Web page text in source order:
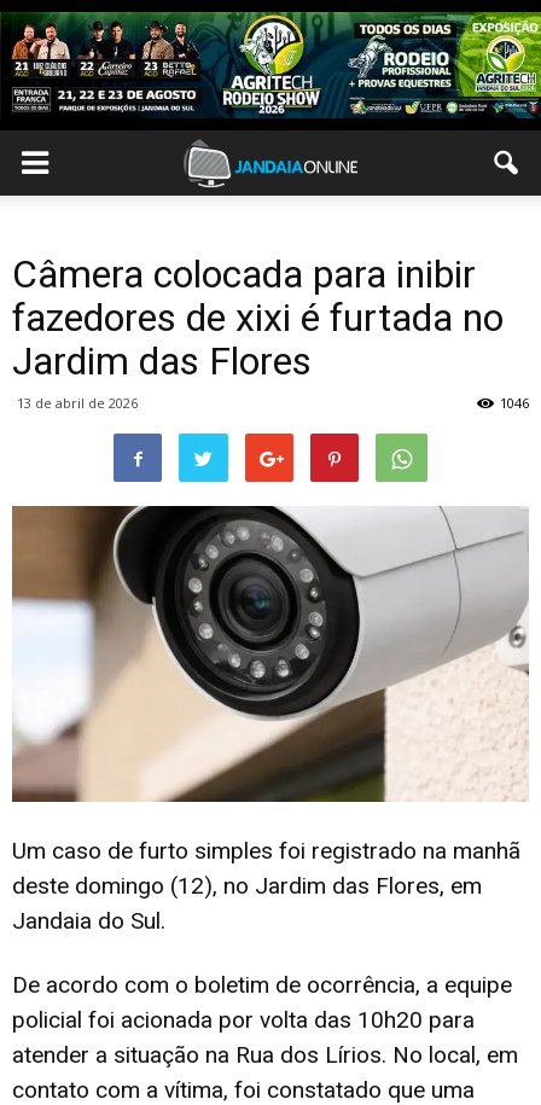
Câmera colocada para inibir
fazedores de xixi é furtada no
Jardim das Flores
13 de abril de 2026 1046
Um caso de furto simples foi registrado na manhã
deste domingo (12), no Jardim das Flores, em
Jandaia do Sul.
De acordo com o boletim de ocorrência, a equipe
policial foi acionada por volta das 10h20 para
atender a situação na Rua dos Lírios. No local, em
contato com a vítima, foi constatado que uma